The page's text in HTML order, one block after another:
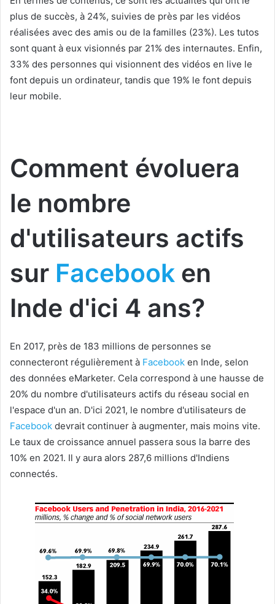
plus de succès, à 24%, suivies de près par les vidéos
réalisées avec des amis ou de la familles (23%). Les tutos
sont quant à eux visionnés par 21% des internautes. Enfin,
33% des personnes qui visionnent des vidéos en live le
font depuis un ordinateur, tandis que 19% le font depuis
leur mobile.
Comment évoluera
le nombre
d'utilisateurs actifs
sur Facebook en
Inde d'ici 4 ans?
En 2017, près de 183 millions de personnes se
connecteront régulièrement à Facebook en Inde, selon
des données eMarketer. Cela correspond à une hausse de
20% du nombre d'utilisateurs actifs du réseau social en
l'espace d'un an. D'ici 2021, le nombre d'utilisateurs de
Facebook devrait continuer à augmenter, mais moins vite.
Le taux de croissance annuel passera sous la barre des
10% en 2021. Il y aura alors 287,6 millions d'Indiens
connectés.